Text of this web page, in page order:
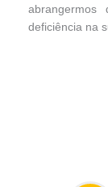
deficiência na